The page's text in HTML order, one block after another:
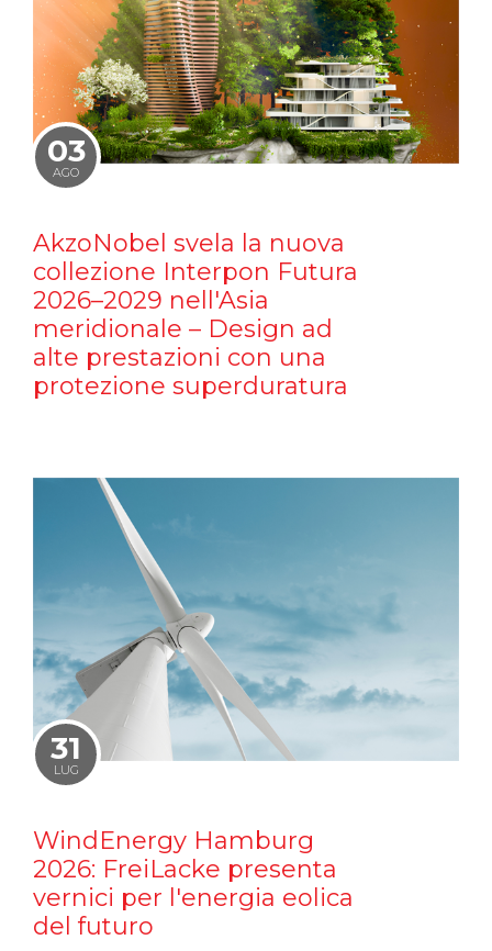
03
AGO
AkzoNobel svela la nuova
collezione Interpon Futura
2026–2029 nell'Asia
meridionale – Design ad
alte prestazioni con una
protezione superduratura
31
LUG
WindEnergy Hamburg
2026: FreiLacke presenta
vernici per l'energia eolica
del futuro